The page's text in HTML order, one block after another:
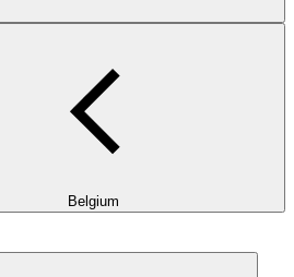
Belgium